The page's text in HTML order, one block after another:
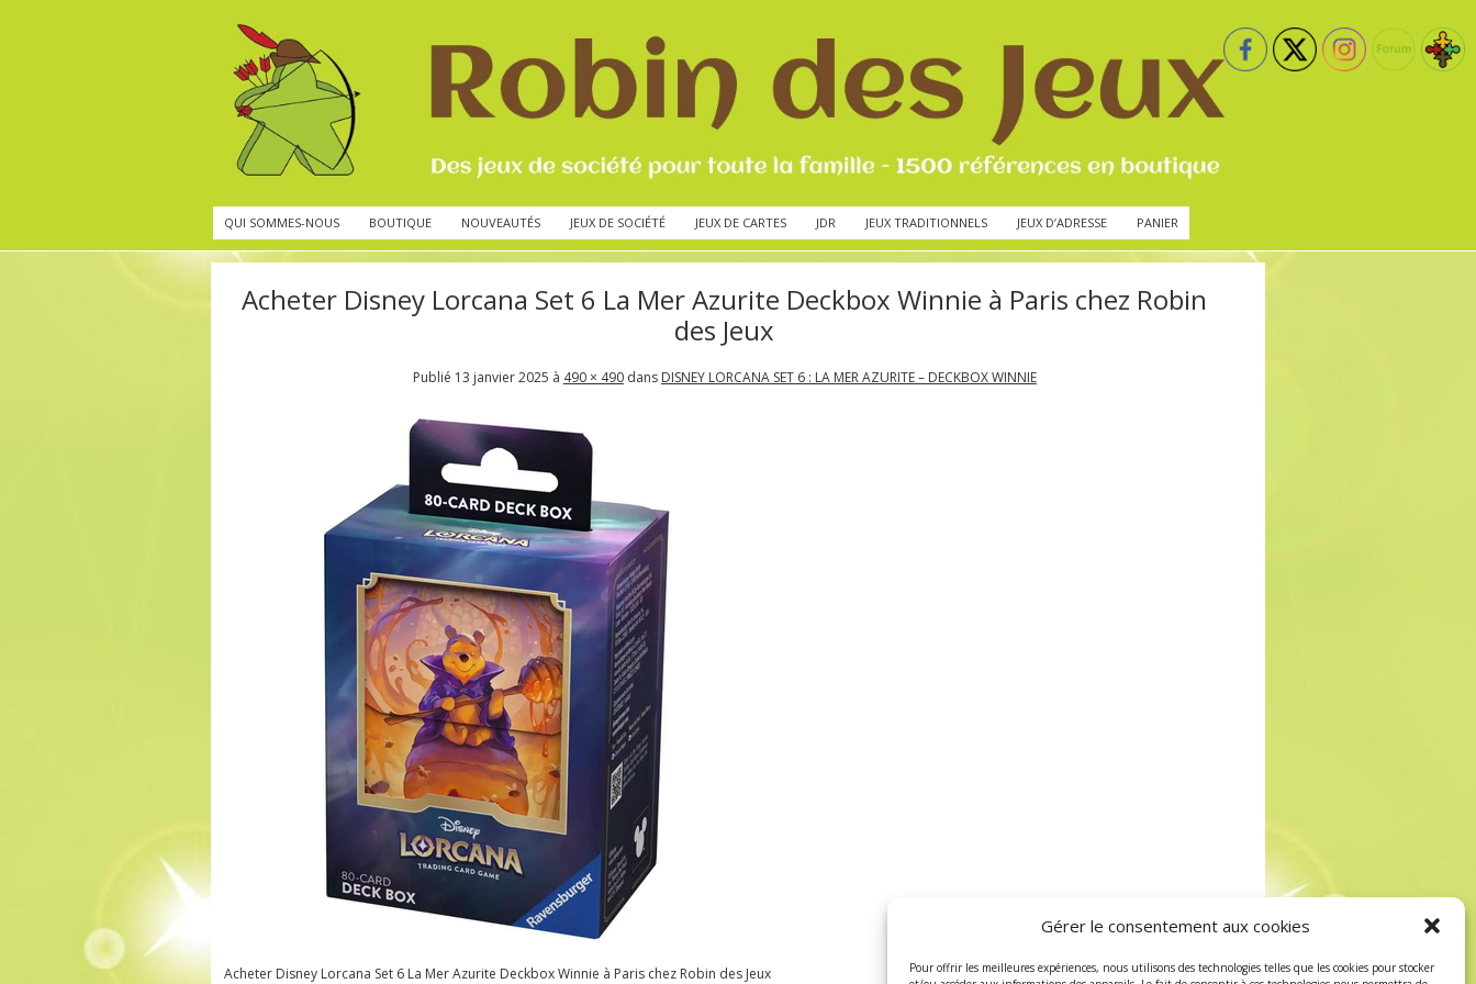
Gérer le consentement aux cookies
Pour offrir les meilleures expériences, nous utilisons des technologies telles que les cookies pour stocker
QUI SOMMES-NOUS BOUTIQUE NOUVEAUTÉS JEUX DE SOCIÉTÉ JEUX DE CARTES JDR JEUX TRADITIONNELS JEUX D’ADRESSE PANIER
Acheter Disney Lorcana Set 6 La Mer Azurite Deckbox Winnie à Paris chez Robin
des Jeux
Publié 13 janvier 2025 à 490 × 490dans DISNEY LORCANA SET 6 : LA MER AZURITE – DECKBOX WINNIE
Acheter Disney Lorcana Set 6 La Mer Azurite Deckbox Winnie à Paris chez Robin des Jeux